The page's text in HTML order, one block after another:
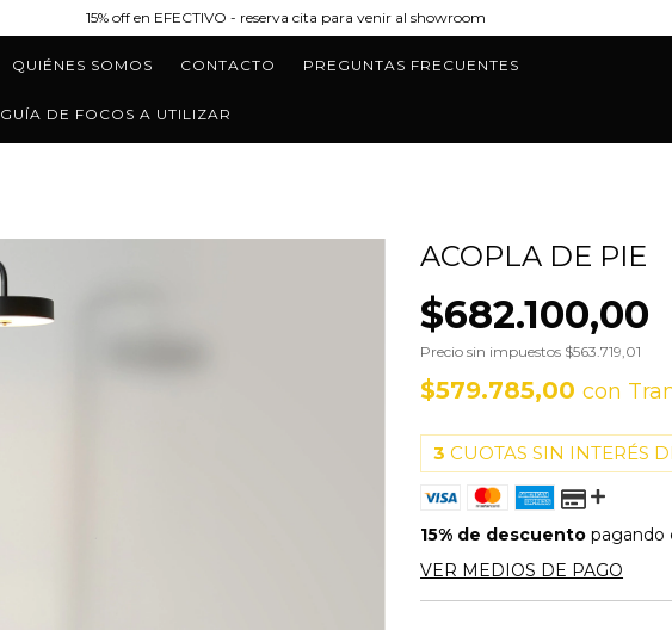
15% off en EFECTIVO - reserva cita para venir al showroom
QUIÉNES SOMOS CONTACTO PREGUNTAS FRECUENTES
GUÍA DE FOCOS A UTILIZAR
ACOPLA DE PIE
$682.100,00
Precio sin impuestos $563.719,01
$579.785,00con
3 CUOTAS SIN INTERÉS
15% de descuento pagando
VER MEDIOS DE PAGO